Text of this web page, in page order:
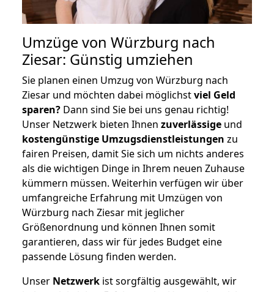
Umzüge von Würzburg nach
Ziesar: Günstig umziehen
Sie planen einen Umzug von Würzburg nach
Ziesar und möchten dabei möglichstviel Geld
sparen? Dann sind Sie bei uns genau richtig!
Unser Netzwerk bieten Ihnen zuverlässige und
kostengünstige Umzugsdienstleistungen zu
fairen Preisen, damit Sie sich um nichts anderes
als die wichtigen Dinge in Ihrem neuen Zuhause
kümmern müssen. Weiterhin verfügen wir über
umfangreiche Erfahrung mit Umzügen von
Würzburg nach Ziesar mit jeglicher
Größenordnung und können Ihnen somit
garantieren, dass wir für jedes Budget eine
passende Lösung finden werden.
Unser Netzwerk ist sorgfältig ausgewählt, wir